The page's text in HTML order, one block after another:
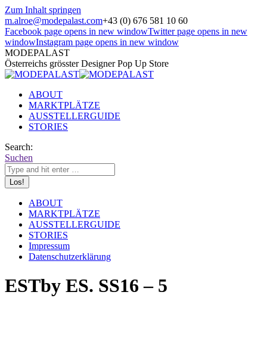
Zum Inhalt springen
m.alroe@modepalast.com+43 (0) 676 581 10 60
Facebook page opens in new windowTwitter page opens in new
windowInstagram page opens in new window
MODEPALAST
Österreichs grösster Designer Pop Up Store
ABOUT
MARKTPLÄTZE
AUSSTELLERGUIDE
STORIES
Search:
Suchen
ABOUT
MARKTPLÄTZE
AUSSTELLERGUIDE
STORIES
Impressum
Datenschutzerklärung
ESTby ES. SS16 – 5